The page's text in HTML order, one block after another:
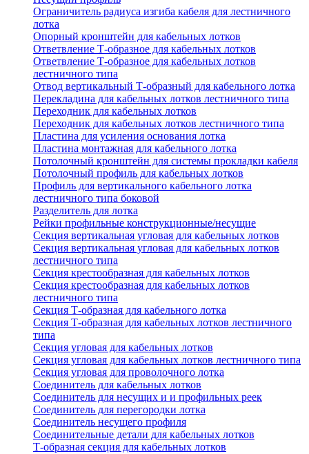
Ограничитель радиуса изгиба кабеля для лестничного
лотка
Опорный кронштейн для кабельных лотков
Ответвление Т-образное для кабельных лотков
Ответвление Т-образное для кабельных лотков
лестничного типа
Отвод вертикальный Т-образный для кабельного лотка
Перекладина для кабельных лотков лестничного типа
Переходник для кабельных лотков
Переходник для кабельных лотков лестничного типа
Пластина для усиления основания лотка
Пластина монтажная для кабельного лотка
Потолочный кронштейн для системы прокладки кабеля
Потолочный профиль для кабельных лотков
Профиль для вертикального кабельного лотка
лестничного типа боковой
Разделитель для лотка
Рейки профильные конструкционные/несущие
Секция вертикальная угловая для кабельных лотков
Секция вертикальная угловая для кабельных лотков
лестничного типа
Секция крестообразная для кабельных лотков
Секция крестообразная для кабельных лотков
лестничного типа
Секция Т-образная для кабельного лотка
Секция Т-образная для кабельных лотков лестничного
типа
Секция угловая для кабельных лотков
Секция угловая для кабельных лотков лестничного типа
Секция угловая для проволочного лотка
Соединитель для кабельных лотков
Соединитель для несущих и и профильных реек
Соединитель для перегородки лотка
Соединитель несущего профиля
Соединительные детали для кабельных лотков
Т-образная секция для кабельных лотков